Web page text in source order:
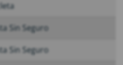
Sin Seguro
Sin Seguro